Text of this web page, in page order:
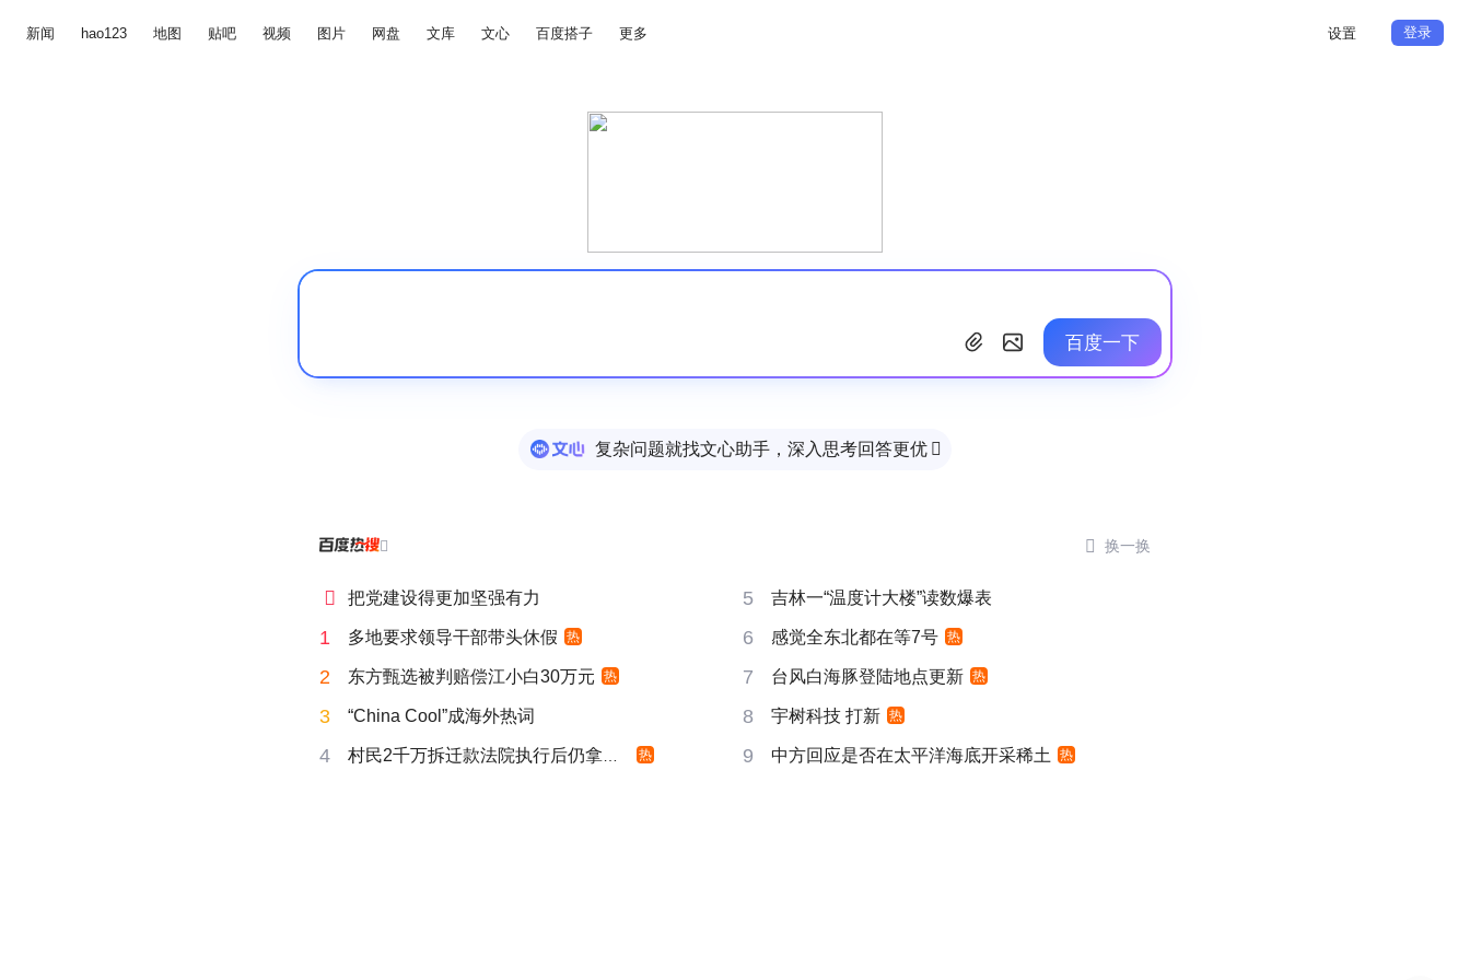
新闻 hao123 地图 贴吧 视频 图片 网盘 文库 文心 百度搭子 更多 设置 登录
百度一下
复杂问题就找文心助手，深入思考回答更优 
  换一换
 把党建设得更加坚强有力 5 吉林一“温度计大楼”读数爆表
1 多地要求领导干部带头休假 热 6 感觉全东北都在等7号 热
2 东方甄选被判赔偿江小白30万元 热 7 台风白海豚登陆地点更新 热
3 “China Cool”成海外热词 8 宇树科技 打新 热
4 村民2千万拆迁款法院执行后仍拿不到 热 9 中方回应是否在太平洋海底开采稀土 热